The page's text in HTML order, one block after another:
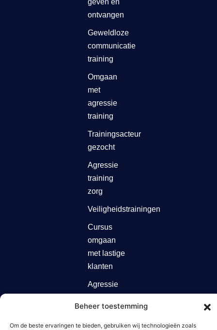
Beheer toestemming
Om de beste ervaringen te bieden, gebruiken wij technologieën zoals
ontvangen
Geweldloze
communicatie
training
Omgaan
met
agressie
training
Trainingsacteur
gezocht
Agressie
training
zorg
Veiligheidstrainingen
Cursus
omgaan
met lastige
klanten
Agressie
zorg